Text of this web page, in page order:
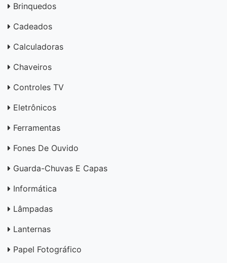
Brinquedos
Cadeados
Calculadoras
Chaveiros
Controles TV
Eletrônicos
Ferramentas
Fones De Ouvido
Guarda-Chuvas E Capas
Informática
Lâmpadas
Lanternas
Papel Fotográfico